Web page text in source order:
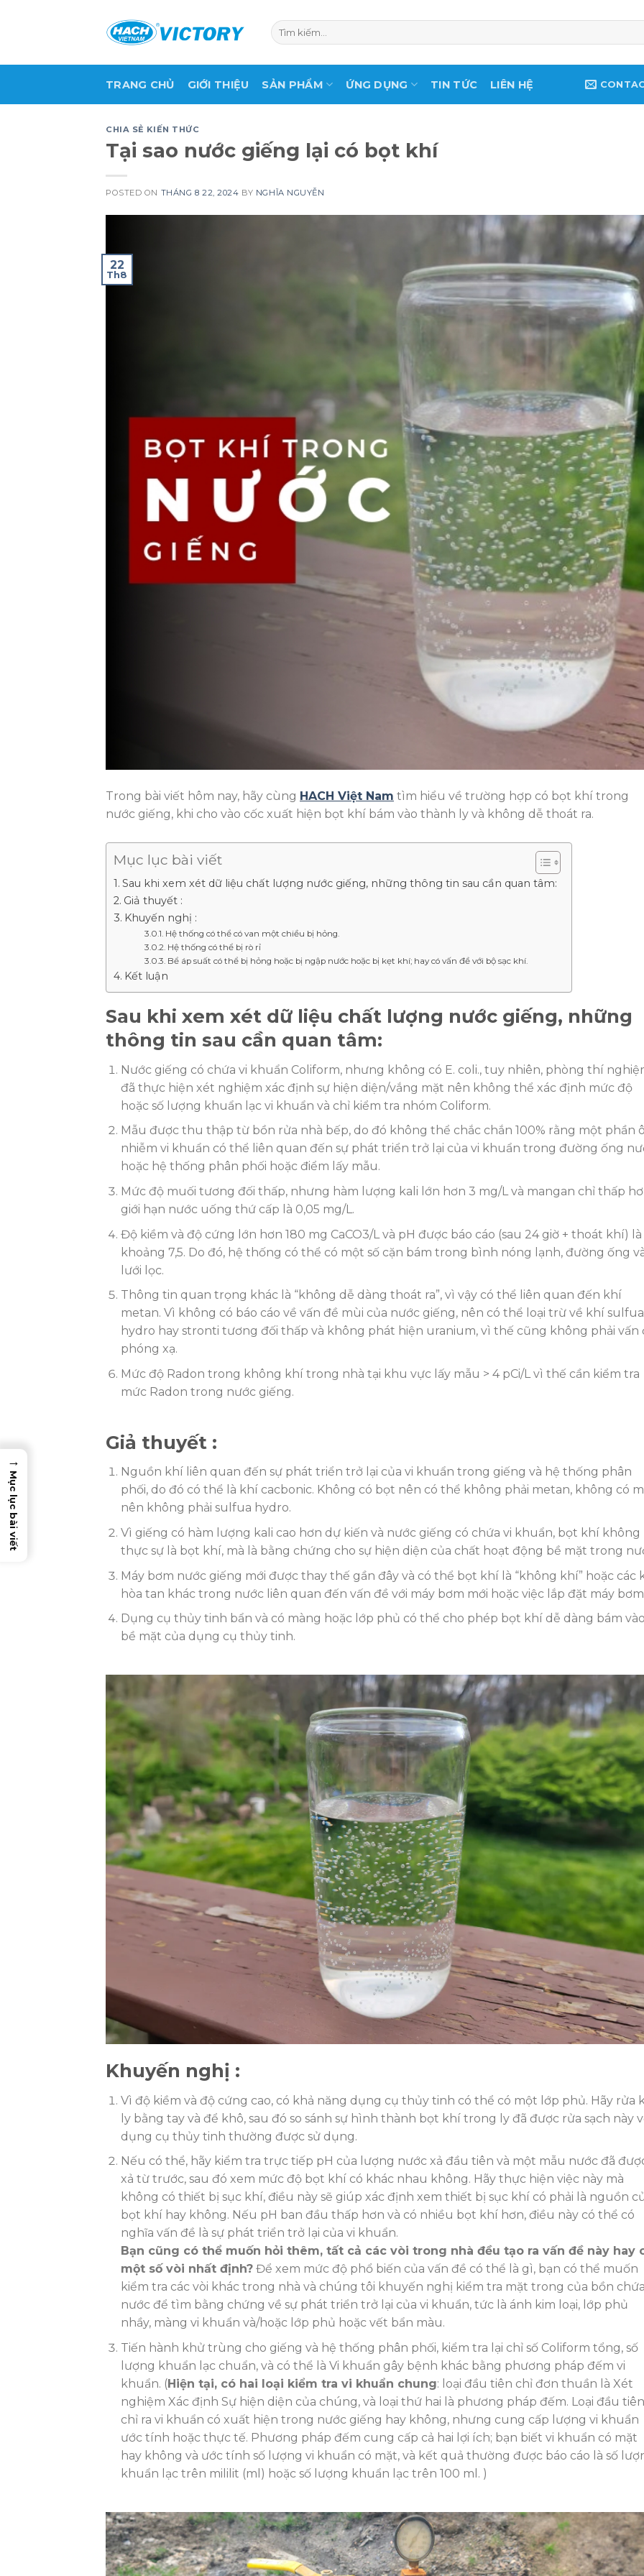
Tìm
kiếm:
TRANG CHỦ GIỚI THIỆU SẢN PHẨM ỨNG DỤNG TIN TỨC LIÊN HỆ
CHIA SẺ KIẾN THỨC
Tại sao nước giếng lại có bọt khí
POSTED ON THÁNG 8 22, 2024 BY NGHĨA NGUYỄN
22
Th8
Trong bài viết hôm nay, hãy cùng HACH Việt Nam tìm hiểu về trường hợp có bọt khí trong
nước giếng, khi cho vào cốc xuất hiện bọt khí bám vào thành ly và không dễ thoát ra.
Mục lục bài viết
Sau khi xem xét dữ liệu chất lượng nước giếng, những thông tin sau cần quan tâm:
Giả thuyết :
Khuyến nghị :
Hệ thống có thể có van một chiều bị hỏng.
Hệ thống có thể bị rò rỉ
Bể áp suất có thể bị hỏng hoặc bị ngập nước hoặc bị kẹt khí; hay có vấn đề với bộ sạc khí.
Kết luận
Sau khi xem xét dữ liệu chất lượng nước giếng, những
thông tin sau cần quan tâm:
Nước giếng có chứa vi khuẩn Coliform, nhưng không có E. coli., tuy nhiên, phòng thí
đã thực hiện xét nghiệm xác định sự hiện diện/vắng mặt nên không thể xác định mức độ
hoặc số lượng khuẩn lạc vi khuẩn và chỉ kiểm tra nhóm Coliform.
Mẫu được thu thập từ bồn rửa nhà bếp, do đó không thể chắc chắn 100% rằng một phần
nhiễm vi khuẩn có thể liên quan đến sự phát triển trở lại của vi khuẩn trong đường ống
hoặc hệ thống phân phối hoặc điểm lấy mẫu.
Mức độ muối tương đối thấp, nhưng hàm lượng kali lớn hơn 3 mg/L và mangan chỉ thấp
giới hạn nước uống thứ cấp là 0,05 mg/L.
Độ kiềm và độ cứng lớn hơn 180 mg CaCO3/L và pH được báo cáo (sau 24 giờ + thoát khí) là
khoảng 7,5. Do đó, hệ thống có thể có một số cặn bám trong bình nóng lạnh, đường ống
lưới lọc.
Thông tin quan trọng khác là “không dễ dàng thoát ra”, vì vậy có thể liên quan đến khí
metan. Vì không có báo cáo về vấn đề mùi của nước giếng, nên có thể loại trừ về khí sulfua
hydro hay stronti tương đối thấp và không phát hiện uranium, vì thế cũng không phải vấn
phóng xạ.
Mức độ Radon trong không khí trong nhà tại khu vực lấy mẫu > 4 pCi/L vì thế cần kiểm tra
mức Radon trong nước giếng.
Giả thuyết :
Nguồn khí liên quan đến sự phát triển trở lại của vi khuẩn trong giếng và hệ thống phân
phối, do đó có thể là khí cacbonic. Không có bọt nên có thể không phải metan, không có
nên không phải sulfua hydro.
Vì giếng có hàm lượng kali cao hơn dự kiến và nước giếng có chứa vi khuẩn, bọt khí không
thực sự là bọt khí, mà là bằng chứng cho sự hiện diện của chất hoạt động bề mặt trong
Máy bơm nước giếng mới được thay thế gần đây và có thể bọt khí là “không khí” hoặc các
hòa tan khác trong nước liên quan đến vấn đề với máy bơm mới hoặc việc lắp đặt máy
Dụng cụ thủy tinh bẩn và có màng hoặc lớp phủ có thể cho phép bọt khí dễ dàng bám
bề mặt của dụng cụ thủy tinh.
Khuyến nghị :
Vì độ kiềm và độ cứng cao, có khả năng dụng cụ thủy tinh có thể có một lớp phủ. Hãy rửa
ly bằng tay và để khô, sau đó so sánh sự hình thành bọt khí trong ly đã được rửa sạch này
dụng cụ thủy tinh thường được sử dụng.
Nếu có thể, hãy kiểm tra trực tiếp pH của lượng nước xả đầu tiên và một mẫu nước đã
xả từ trước, sau đó xem mức độ bọt khí có khác nhau không. Hãy thực hiện việc này mà
không có thiết bị sục khí, điều này sẽ giúp xác định xem thiết bị sục khí có phải là nguồn
bọt khí hay không. Nếu pH ban đầu thấp hơn và có nhiều bọt khí hơn, điều này có thể có
nghĩa vấn đề là sự phát triển trở lại của vi khuẩn.
Bạn cũng có thể muốn hỏi thêm, tất cả các vòi trong nhà đều tạo ra vấn đề này hay
một số vòi nhất định?Để xem mức độ phổ biến của vấn đề có thể là gì, bạn có thể muốn
kiểm tra các vòi khác trong nhà và chúng tôi khuyến nghị kiểm tra mặt trong của bồn
nước để tìm bằng chứng về sự phát triển trở lại của vi khuẩn, tức là ánh kim loại, lớp phủ
nhầy, màng vi khuẩn và/hoặc lớp phủ hoặc vết bẩn màu.
Tiến hành khử trùng cho giếng và hệ thống phân phối, kiểm tra lại chỉ số Coliform tổng, số
lượng khuẩn lạc chuẩn, và có thể là Vi khuẩn gây bệnh khác bằng phương pháp đếm vi
khuẩn. (Hiện tại, có hai loại kiểm tra vi khuẩn chung: loại đầu tiên chỉ đơn thuần là Xét
nghiệm Xác định Sự hiện diện của chúng, và loại thứ hai là phương pháp đếm. Loại đầu tiên
chỉ ra vi khuẩn có xuất hiện trong nước giếng hay không, nhưng cung cấp lượng vi khuẩn
ước tính hoặc thực tế. Phương pháp đếm cung cấp cả hai lợi ích; bạn biết vi khuẩn có mặt
hay không và ước tính số lượng vi khuẩn có mặt, và kết quả thường được báo cáo là số
khuẩn lạc trên mililit (ml) hoặc số lượng khuẩn lạc trên 100 ml. )
→
Mục lục bài viết